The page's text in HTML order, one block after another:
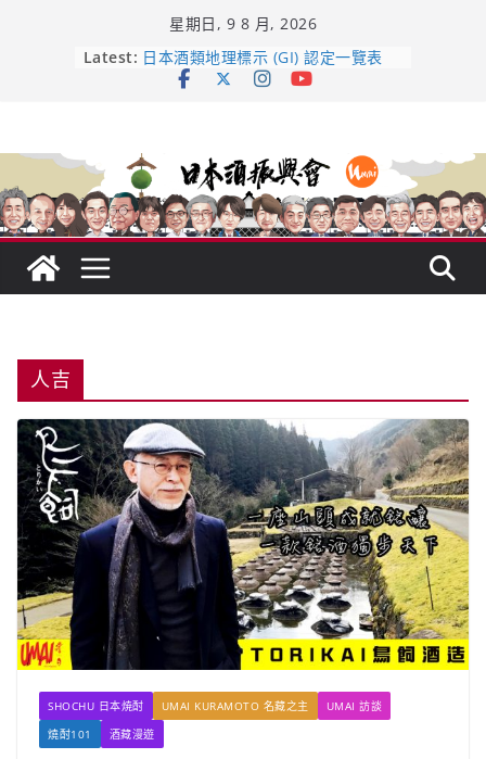
星期日, 9 8 月, 2026
Latest: 龜之井酒造：口說上手 – 山形純米大
吟釀的堅持與傳承 ～ くどき上手
響 𝟭𝟮 年 復活了!
【酒業商戰】130年老酒藏殺入股票
市場！梅乃宿上市背後的密碼
人吉
SHOCHU 日本焼酎 UMAI KURAMOTO 名藏之主
UMAI 訪談
燒酎101
酒藏漫遊